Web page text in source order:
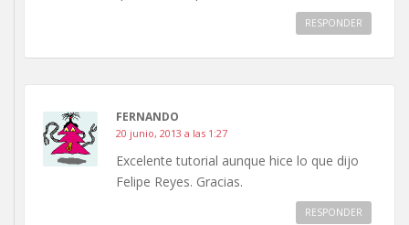
RESPONDER
FERNANDO
20 junio, 2013 a las 1:27
Excelente tutorial aunque hice lo que dijo
Felipe Reyes. Gracias.
RESPONDER